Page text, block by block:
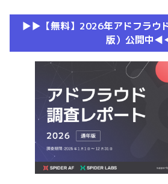
▶︎▶︎【無料】2026年アドフラウ
版）公開中